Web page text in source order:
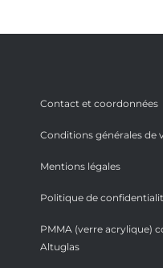
Contact et coordonnées
Conditions générales de
Mentions légales
Politique de
PMMA (verre acrylique)
Altuglas